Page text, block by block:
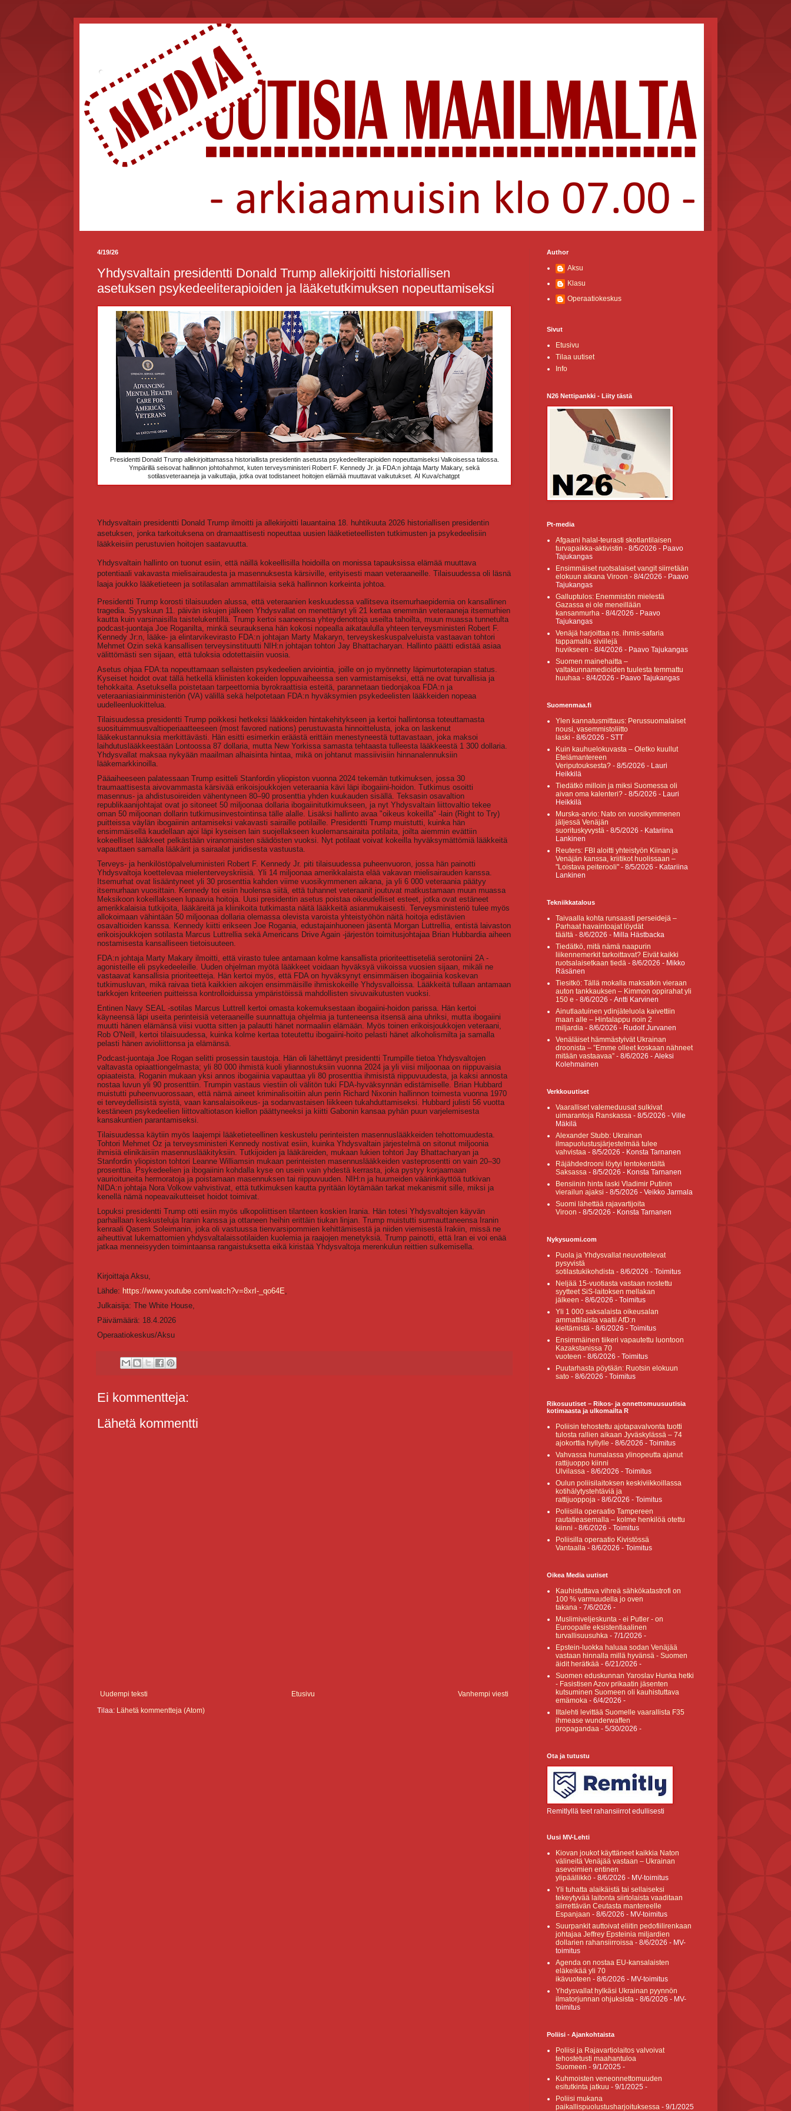
.
4/19/26
Yhdysvaltain presidentti Donald Trump allekirjoitti historiallisen
asetuksen psykedeeliterapioiden ja lääketutkimuksen nopeuttamiseksi
Presidentti Donald Trump allekirjoittamassa historiallista presidentin asetusta psykedeeliterapioiden nopeuttamiseksi Valkoisessa talossa.
Ympärillä seisovat hallinnon johtohahmot, kuten terveysministeri Robert F. Kennedy Jr. ja FDA:n johtaja Marty Makary, sekä
sotilasveteraaneja ja vaikuttajia, jotka ovat todistaneet hoitojen elämää muuttavat vaikutukset. AI Kuva/chatgpt
Yhdysvaltain presidentti Donald Trump ilmoitti ja allekirjoitti lauantaina 18. huhtikuuta 2026 historiallisen presidentin
asetuksen, jonka tarkoituksena on dramaattisesti nopeuttaa uusien lääketieteellisten tutkimusten ja psykedeelisiin
lääkkeisiin perustuvien hoitojen saatavuutta.
Yhdysvaltain hallinto on tuonut esiin, että näillä kokeellisilla hoidoilla on monissa tapauksissa elämää muuttava
potentiaali vakavasta mielisairaudesta ja masennuksesta kärsiville, erityisesti maan veteraaneille. Tilaisuudessa oli läsnä
laaja joukko lääketieteen ja sotilasalan ammattilaisia sekä hallinnon korkeinta johtoa.
Presidentti Trump korosti tilaisuuden alussa, että veteraanien keskuudessa vallitseva itsemurhaepidemia on kansallinen
tragedia. Syyskuun 11. päivän iskujen jälkeen Yhdysvallat on menettänyt yli 21 kertaa enemmän veteraaneja itsemurhien
kautta kuin varsinaisilla taistelukentillä. Trump kertoi saaneensa yhteydenottoja useilta tahoilta, muun muassa tunnetulta
podcast-juontaja Joe Roganilta, minkä seurauksena hän kokosi nopealla aikataululla yhteen terveysministeri Robert F.
Kennedy Jr:n, lääke- ja elintarvikevirasto FDA:n johtajan Marty Makaryn, terveyskeskuspalveluista vastaavan tohtori
Mehmet Ozin sekä kansallisen terveysinstituutti NIH:n johtajan tohtori Jay Bhattacharyan. Hallinto päätti edistää asiaa
välittömästi sen sijaan, että tuloksia odotettaisiin vuosia.
Asetus ohjaa FDA:ta nopeuttamaan sellaisten psykedeelien arviointia, joille on jo myönnetty läpimurtoterapian status.
Kyseiset hoidot ovat tällä hetkellä kliinisten kokeiden loppuvaiheessa sen varmistamiseksi, että ne ovat turvallisia ja
tehokkaita. Asetuksella poistetaan tarpeettomia byrokraattisia esteitä, parannetaan tiedonjakoa FDA:n ja
veteraaniasiainministeriön (VA) välillä sekä helpotetaan FDA:n hyväksymien psykedeelisten lääkkeiden nopeaa
uudelleenluokittelua.
Tilaisuudessa presidentti Trump poikkesi hetkeksi lääkkeiden hintakehitykseen ja kertoi hallintonsa toteuttamasta
suosituimmuusvaltioperiaatteeseen (most favored nations) perustuvasta hinnoittelusta, joka on laskenut
lääkekustannuksia merkittävästi. Hän esitti esimerkin eräästä erittäin menestyneestä tuttavastaan, joka maksoi
laihdutuslääkkeestään Lontoossa 87 dollaria, mutta New Yorkissa samasta tehtaasta tulleesta lääkkeestä 1 300 dollaria.
Yhdysvallat maksaa nykyään maailman alhaisinta hintaa, mikä on johtanut massiivisiin hinnanalennuksiin
lääkemarkkinoilla.
Pääaiheeseen palatessaan Trump esitteli Stanfordin yliopiston vuonna 2024 tekemän tutkimuksen, jossa 30
traumaattisesta aivovammasta kärsivää erikoisjoukkojen veteraania kävi läpi ibogaiini-hoidon. Tutkimus osoitti
masennus- ja ahdistusoireiden vähentyneen 80–90 prosenttia yhden kuukauden sisällä. Teksasin osavaltion
republikaanijohtajat ovat jo sitoneet 50 miljoonaa dollaria ibogaiinitutkimukseen, ja nyt Yhdysvaltain liittovaltio tekee
oman 50 miljoonan dollarin tutkimusinvestointinsa tälle alalle. Lisäksi hallinto avaa "oikeus kokeilla" -lain (Right to Try)
puitteissa väylän ibogaiinin antamiseksi vakavasti sairaille potilaille. Presidentti Trump muistutti, kuinka hän
ensimmäisellä kaudellaan ajoi läpi kyseisen lain suojellakseen kuolemansairaita potilaita, joilta aiemmin evättiin
kokeelliset lääkkeet pelkästään viranomaisten säädösten vuoksi. Nyt potilaat voivat kokeilla hyväksymättömiä lääkkeitä
vapauttaen samalla lääkärit ja sairaalat juridisesta vastuusta.
Terveys- ja henkilöstöpalveluministeri Robert F. Kennedy Jr. piti tilaisuudessa puheenvuoron, jossa hän painotti
Yhdysvaltoja koettelevaa mielenterveyskriisiä. Yli 14 miljoonaa amerikkalaista elää vakavan mielisairauden kanssa.
Itsemurhat ovat lisääntyneet yli 30 prosenttia kahden viime vuosikymmenen aikana, ja yli 6 000 veteraania päätyy
itsemurhaan vuosittain. Kennedy toi esiin huolensa siitä, että tuhannet veteraanit joutuvat matkustamaan muun muassa
Meksikoon kokeillakseen lupaavia hoitoja. Uusi presidentin asetus poistaa oikeudelliset esteet, jotka ovat estäneet
amerikkalaisia tutkijoita, lääkäreitä ja kliinikoita tutkimasta näitä lääkkeitä asianmukaisesti. Terveysministeriö tulee myös
allokoimaan vähintään 50 miljoonaa dollaria olemassa olevista varoista yhteistyöhön näitä hoitoja edistävien
osavaltioiden kanssa. Kennedy kiitti erikseen Joe Rogania, edustajainhuoneen jäsentä Morgan Luttrellia, entistä laivaston
erikoisjoukkojen sotilasta Marcus Luttrellia sekä Americans Drive Again -järjestön toimitusjohtajaa Brian Hubbardia aiheen
nostamisesta kansalliseen tietoisuuteen.
FDA:n johtaja Marty Makary ilmoitti, että virasto tulee antamaan kolme kansallista prioriteettiseteliä serotoniini 2A -
agonisteille eli psykedeeleille. Uuden ohjelman myötä lääkkeet voidaan hyväksyä viikoissa vuosien sijaan, mikäli ne
vastaavat kansallisia prioriteetteja. Hän kertoi myös, että FDA on hyväksynyt ensimmäisen ibogaiinia koskevan
tutkimusluvan, mikä raivaa tietä kaikkien aikojen ensimmäisille ihmiskokeille Yhdysvalloissa. Lääkkeitä tullaan antamaan
tarkkojen kriteerien puitteissa kontrolloiduissa ympäristöissä mahdollisten sivuvaikutusten vuoksi.
Entinen Navy SEAL -sotilas Marcus Luttrell kertoi omasta kokemuksestaan ibogaiini-hoidon parissa. Hän kertoi
käyneensä läpi useita perinteisiä veteraaneille suunnattuja ohjelmia ja tunteneensa itsensä aina uhriksi, mutta ibogaiini
muutti hänen elämänsä viisi vuotta sitten ja palautti hänet normaaliin elämään. Myös toinen erikoisjoukkojen veteraani,
Rob O'Neill, kertoi tilaisuudessa, kuinka kolme kertaa toteutettu ibogaiini-hoito pelasti hänet alkoholismilta ja samalla
pelasti hänen avioliittonsa ja elämänsä.
Podcast-juontaja Joe Rogan selitti prosessin taustoja. Hän oli lähettänyt presidentti Trumpille tietoa Yhdysvaltojen
valtavasta opiaattiongelmasta; yli 80 000 ihmistä kuoli yliannostuksiin vuonna 2024 ja yli viisi miljoonaa on riippuvaisia
opiaateista. Roganin mukaan yksi annos ibogaiinia vapauttaa yli 80 prosenttia ihmisistä riippuvuudesta, ja kaksi annosta
nostaa luvun yli 90 prosenttiin. Trumpin vastaus viestiin oli välitön tuki FDA-hyväksynnän edistämiselle. Brian Hubbard
muistutti puheenvuorossaan, että nämä aineet kriminalisoitiin alun perin Richard Nixonin hallinnon toimesta vuonna 1970
ei terveydellisistä syistä, vaan kansalaisoikeus- ja sodanvastaisen liikkeen tukahduttamiseksi. Hubbard julisti 56 vuotta
kestäneen psykedeelien liittovaltiotason kiellon päättyneeksi ja kiitti Gabonin kansaa pyhän puun varjelemisesta
kansakuntien parantamiseksi.
Tilaisuudessa käytiin myös laajempi lääketieteellinen keskustelu perinteisten masennuslääkkeiden tehottomuudesta.
Tohtori Mehmet Oz ja terveysministeri Kennedy nostivat esiin, kuinka Yhdysvaltain järjestelmä on sitonut miljoonia
ihmisiä elinikäisiin masennuslääkityksiin. Tutkijoiden ja lääkäreiden, mukaan lukien tohtori Jay Bhattacharyan ja
Stanfordin yliopiston tohtori Leanne Williamsin mukaan perinteisten masennuslääkkeiden vasteprosentti on vain 20–30
prosenttia. Psykedeelien ja ibogaiinin kohdalla kyse on usein vain yhdestä kerrasta, joka pystyy korjaamaan
vaurioituneita hermoratoja ja poistamaan masennuksen tai riippuvuuden. NIH:n ja huumeiden väärinkäyttöä tutkivan
NIDA:n johtaja Nora Volkow vahvistivat, että tutkimuksen kautta pyritään löytämään tarkat mekanismit sille, miksi ja
kenellä nämä nopeavaikutteiset hoidot toimivat.
Lopuksi presidentti Trump otti esiin myös ulkopoliittisen tilanteen koskien Irania. Hän totesi Yhdysvaltojen käyvän
parhaillaan keskusteluja Iranin kanssa ja ottaneen heihin erittäin tiukan linjan. Trump muistutti surmauttaneensa Iranin
kenraali Qasem Soleimanin, joka oli vastuussa tienvarsipommien kehittämisestä ja niiden viemisestä Irakiin, missä ne
aiheuttivat lukemattomien yhdysvaltalaissotilaiden kuolemia ja raajojen menetyksiä. Trump painotti, että Iran ei voi enää
jatkaa menneisyyden toimintaansa rangaistuksetta eikä kiristää Yhdysvaltoja merenkulun reittien sulkemisella.
Kirjoittaja Aksu,
Lähde: https://www.youtube.com/watch?v=8xrI-_qo64E
Julkaisija: The White House,
Päivämäärä: 18.4.2026
Operaatiokeskus/Aksu
Ei kommentteja:
Lähetä kommentti
Uudempi teksti Vanhempi viesti
Etusivu
Tilaa: Lähetä kommentteja (Atom)
Author
Aksu
Klasu
Operaatiokeskus
Sivut
Etusivu
Tilaa uutiset
Info
N26 Nettipankki - Liity tästä
Pt-media
Afgaani halal-teurasti skotlantilaisen
turvapaikka-aktivistin - 8/5/2026 - Paavo
Tajukangas
Ensimmäiset ruotsalaiset vangit siirretään
elokuun aikana Viroon - 8/4/2026 - Paavo
Tajukangas
Galluptulos: Enemmistön mielestä
Gazassa ei ole meneillään
kansanmurha - 8/4/2026 - Paavo
Tajukangas
Venäjä harjoittaa ns. ihmis-safaria
tappamalla siviilejä
huvikseen - 8/4/2026 - Paavo Tajukangas
Suomen mainehaitta –
valtakunnamedioiden tuulesta temmattu
huuhaa - 8/4/2026 - Paavo Tajukangas
Suomenmaa.fi
Ylen kannatusmittaus: Perussuomalaiset
nousi, vasemmistoliitto
laski - 8/6/2026 - STT
Kuin kauhuelokuvasta – Oletko kuullut
Etelämantereen
Veriputouksesta? - 8/5/2026 - Lauri
Heikkilä
Tiedätkö milloin ja miksi Suomessa oli
aivan oma kalenteri? - 8/5/2026 - Lauri
Heikkilä
Murska-arvio: Nato on vuosikymmenen
jäljessä Venäjän
suorituskyvystä - 8/5/2026 - Katariina
Lankinen
Reuters: FBI aloitti yhteistyön Kiinan ja
Venäjän kanssa, kriitikot huolissaan –
"Loistava peiterooli" - 8/5/2026 - Katariina
Lankinen
Tekniikkatalous
Taivaalla kohta runsaasti perseidejä –
Parhaat havaintoajat löydät
täältä - 8/6/2026 - Milla Hästbacka
Tiedätkö, mitä nämä naapurin
liikennemerkit tarkoittavat? Eivät kaikki
ruotsalaisetkaan tiedä - 8/6/2026 - Mikko
Räsänen
Tiesitkö: Tällä mokalla maksatkin vieraan
auton tankkauksen – Kimmon oppirahat yli
150 e - 8/6/2026 - Antti Karvinen
Ainutlaatuinen ydinjäteluola kaivettiin
maan alle – Hintalappu noin 2
miljardia - 8/6/2026 - Rudolf Jurvanen
Venäläiset hämmästyivät Ukrainan
droonista – ”Emme olleet koskaan nähneet
mitään vastaavaa” - 8/6/2026 - Aleksi
Kolehmainen
Verkkouutiset
Vaaralliset valemeduusat sulkivat
uimarantoja Ranskassa - 8/5/2026 - Ville
Mäkilä
Alexander Stubb: Ukrainan
ilmapuolustusjärjestelmää tulee
vahvistaa - 8/5/2026 - Konsta Tarnanen
Räjähdedrooni löytyi lentokentältä
Saksassa - 8/5/2026 - Konsta Tarnanen
Bensiinin hinta laski Vladimir Putinin
vierailun ajaksi - 8/5/2026 - Veikko Jarmala
Suomi lähettää rajavartijoita
Viroon - 8/5/2026 - Konsta Tarnanen
Nykysuomi.com
Puola ja Yhdysvallat neuvottelevat
pysyvistä
sotilastukikohdista - 8/6/2026 - Toimitus
Neljää 15-vuotiasta vastaan nostettu
syytteet SiS-laitoksen mellakan
jälkeen - 8/6/2026 - Toimitus
Yli 1 000 saksalaista oikeusalan
ammattilaista vaatii AfD:n
kieltämistä - 8/6/2026 - Toimitus
Ensimmäinen tiikeri vapautettu luontoon
Kazakstanissa 70
vuoteen - 8/6/2026 - Toimitus
Puutarhasta pöytään: Ruotsin elokuun
sato - 8/6/2026 - Toimitus
Rikosuutiset – Rikos- ja onnettomuusuutisia
kotimaasta ja ulkomailta R
Poliisin tehostettu ajotapavalvonta tuotti
tulosta rallien aikaan Jyväskylässä – 74
ajokorttia hyllylle - 8/6/2026 - Toimitus
Vahvassa humalassa ylinopeutta ajanut
rattijuoppo kiinni
Ulvilassa - 8/6/2026 - Toimitus
Oulun poliisilaitoksen keskiviikkoillassa
kotihälytystehtäviä ja
rattijuoppoja - 8/6/2026 - Toimitus
Poliisilla operaatio Tampereen
rautatieasemalla – kolme henkilöä otettu
kiinni - 8/6/2026 - Toimitus
Poliisilla operaatio Kivistössä
Vantaalla - 8/6/2026 - Toimitus
Oikea Media uutiset
Kauhistuttava vihreä sähkökatastrofi on
100 % varmuudella jo oven
takana - 7/6/2026 -
Muslimiveljeskunta - ei Putler - on
Euroopalle eksistentiaalinen
turvallisuusuhka - 7/1/2026 -
Epstein-luokka haluaa sodan Venäjää
vastaan hinnalla millä hyvänsä - Suomen
äidit herätkää - 6/21/2026 -
Suomen eduskunnan Yaroslav Hunka hetki
- Fasistisen Azov prikaatin jäsenten
kutsuminen Suomeen oli kauhistuttava
emämoka - 6/4/2026 -
Iltalehti levittää Suomelle vaarallista F35
ihmease wunderwaffen
propagandaa - 5/30/2026 -
Ota ja tutustu
Remitlyllä teet rahansiirrot edullisesti
Uusi MV-Lehti
Kiovan joukot käyttäneet kaikkia Naton
välineitä Venäjää vastaan – Ukrainan
asevoimien entinen
ylipäällikkö - 8/6/2026 - MV-toimitus
Yli tuhatta alaikäistä tai sellaiseksi
tekeytyvää laitonta siirtolaista vaaditaan
siirrettävän Ceutasta mantereelle
Espanjaan - 8/6/2026 - MV-toimitus
Suurpankit auttoivat eliitin pedofiilirenkaan
johtajaa Jeffrey Epsteinia miljardien
dollarien rahansiirroissa - 8/6/2026 - MV-
toimitus
Agenda on nostaa EU-kansalaisten
eläkeikää yli 70
ikävuoteen - 8/6/2026 - MV-toimitus
Yhdysvallat hylkäsi Ukrainan pyynnön
ilmatorjunnan ohjuksista - 8/6/2026 - MV-
toimitus
Poliisi - Ajankohtaista
Poliisi ja Rajavartiolaitos valvoivat
tehostetusti maahantuloa
Suomeen - 9/1/2025 -
Kuhmoisten veneonnettomuuden
esitutkinta jatkuu - 9/1/2025 -
Poliisi mukana
paikallispuolustusharjoituksessa - 9/1/2025